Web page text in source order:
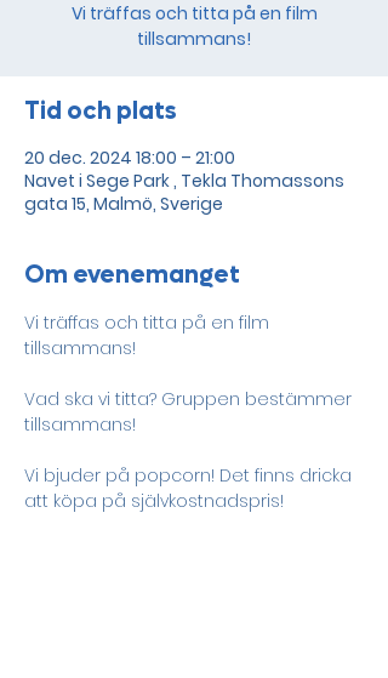
Vi träffas och titta på en film
tillsammans!
Tid och plats
20 dec. 2024 18:00 – 21:00
Navet i Sege Park , Tekla Thomassons
gata 15, Malmö, Sverige
Om evenemanget
Vi träffas och titta på en film
tillsammans!
Vad ska vi titta? Gruppen bestämmer
tillsammans!
Vi bjuder på popcorn! Det finns dricka
att köpa på självkostnadspris!